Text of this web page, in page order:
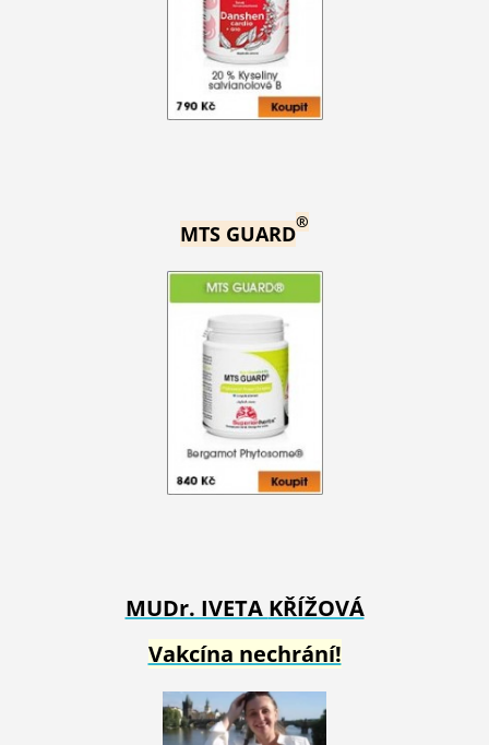
MTS GUARD®
MUDr. IVETA KŘÍŽOVÁ
Vakcína nechrání!